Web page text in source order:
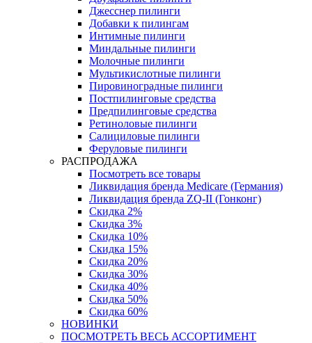
Джесснер пилинги
Добавки к пилингам
Интимные пилинги
Миндальные пилинги
Молочные пилинги
Мультикислотные пилинги
Пировиноградные пилинги
Постпилинговые средства
Предпилинговые средства
Ретиноловые пилинги
Салициловые пилинги
Феруловые пилинги
РАСПРОДАЖА
Посмотреть все товары
Ликвидация бренда Medicare (Германия)
Ликвидация бренда ZQ-II (Гонконг)
Скидка 2%
Скидка 3%
Скидка 10%
Скидка 15%
Скидка 20%
Скидка 30%
Скидка 40%
Скидка 50%
Скидка 60%
НОВИНКИ
ПОСМОТРЕТЬ ВЕСЬ АССОРТИМЕНТ